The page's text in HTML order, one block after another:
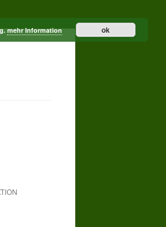
mehr Information ok